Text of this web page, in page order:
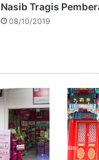
Nasib Tragis
08/10/2019